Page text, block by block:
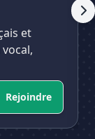
et
Rejoindre